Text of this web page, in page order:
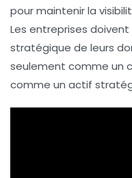
pour maintenir la
Les entreprises
stratégique de leurs
seulement comme un
comme un actif